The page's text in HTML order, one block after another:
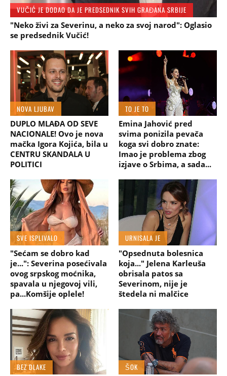
VUČIĆ JE DODAO DA JE PREDSEDNIK SVIH GRAĐANA SRBIJE
"Neko živi za Severinu, a neko za svoj narod": Oglasio
se predsednik Vučić!
NOVA LJUBAV
DUPLO MLAĐA OD SEVE
NACIONALE! Ovo je nova
mačka Igora Kojića, bila u
CENTRU SKANDALA U
POLITICI
TO JE TO
Emina Jahović pred
svima ponizila pevača
koga svi dobro znate:
Imao je problema zbog
izjave o Srbima, a sada...
SVE ISPLIVALO
"Sećam se dobro kad
je...": Severina posećivala
ovog srpskog moćnika,
spavala u njegovoj vili,
pa...Komšije oplele!
URNISALA JE
"Opsednuta bolesnica
koja..." Jelena Karleuša
obrisala patos sa
Severinom, nije je
štedela ni malčice
BEZ DLAKE
ŠOK